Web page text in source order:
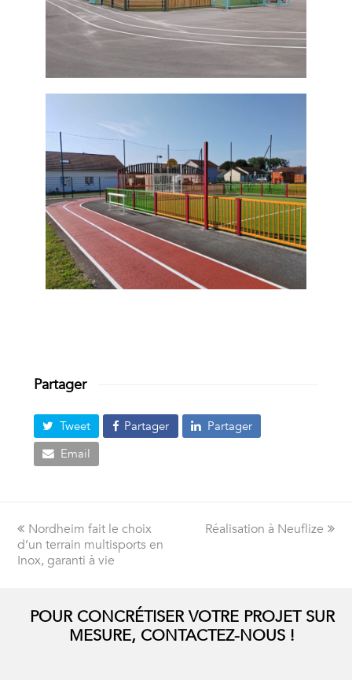
Partager
Tweet Partager
Partager
Email
Onglet
précédent:
Nordheim fait le choix
d’un terrain multisports en
Inox, garanti à vie
next
Réalisation à Neuflize
POUR CONCRÉTISER VOTRE PROJET SUR
MESURE, CONTACTEZ-NOUS !